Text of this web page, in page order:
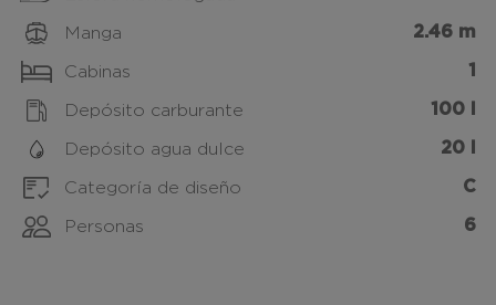
Manga 2.46 m
Cabinas 1
Depósito carburante 100 l
Depósito agua dulce 20 l
Categoría de diseño C
Personas 6